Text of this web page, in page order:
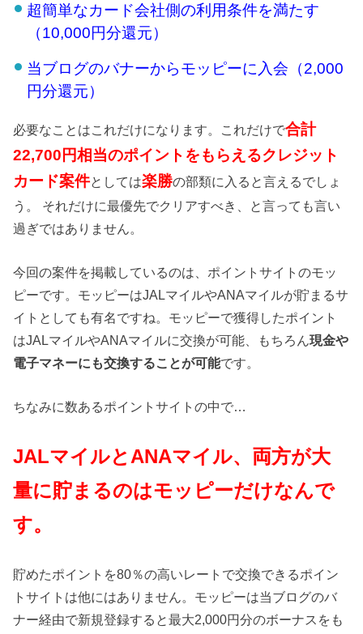
超簡単なカード会社側の利用条件を満たす
（10,000円分還元）
当ブログのバナーからモッピーに入会（2,000
円分還元）
必要なことはこれだけになります。これだけで合計
22,700 円相当のポイントをもらえるクレジット
カード案件としては楽勝の部類に入ると言えるでしょ
う。 それだけに最優先でクリアすべき、と言っても言い
過ぎではありません。
今回の案件を掲載しているのは、ポイントサイトのモッ
ピーです。モッピーはJALマイルやANAマイルが貯まるサ
イトとしても有名ですね。モッピーで獲得したポイント
はJALマイルやANAマイルに交換が可能、もちろん現金や
電子マネーにも交換することが可能です。
ちなみに数あるポイントサイトの中で…
JALマイルとANAマイル、両方が大
量に貯まるのはモッピーだけなんで
す。
貯めたポイントを80％の高いレートで交換できるポイン
トサイトは他にはありません。モッピーは当ブログのバ
ナー経由で新規登録すると最大2,000円分のボーナスをも